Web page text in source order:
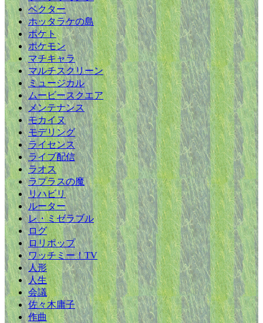
ベクター
ホッタラケの島
ポケト
ポケモン
マチキャラ
マルチスクリーン
ミュージカル
ムービースクエア
メンテナンス
モカイヌ
モデリング
ライセンス
ライブ配信
ラオス
ラプラスの魔
リハビリ
ルーター
レ・ミゼラブル
ログ
ロリポップ
ワッチミー！TV
人形
人生
会議
佐々木庸子
作曲